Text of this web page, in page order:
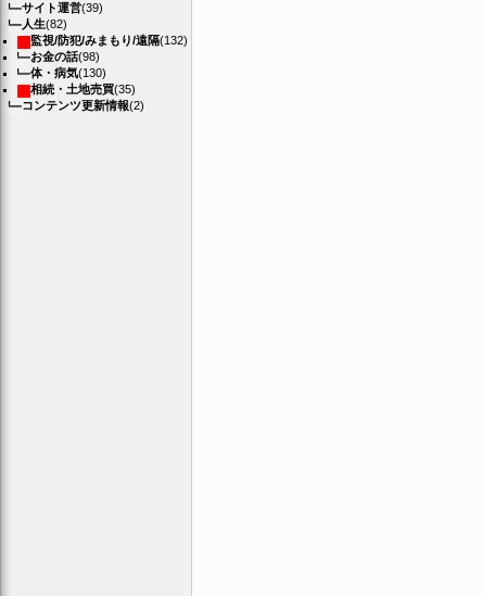
サイト運営(39)
人生(82)
監視/防犯/みまもり/遠隔(132)
お金の話(98)
体・病気(130)
相続・土地売買(35)
コンテンツ更新情報(2)